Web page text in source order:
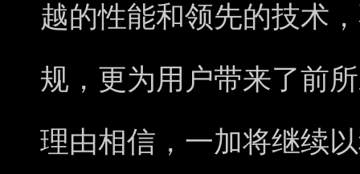
越的性能和领先的技术
规，更为用户带来了前
理由相信，一加将继续